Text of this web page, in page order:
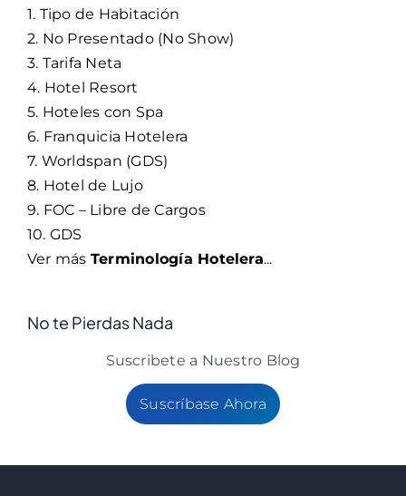
1. Tipo de Habitación
2. No Presentado (No Show)
3. Tarifa Neta
4. Hotel Resort
5. Hoteles con Spa
6. Franquicia Hotelera
7. Worldspan (GDS)
8. Hotel de Lujo
9. FOC – Libre de Cargos
10. GDS
Ver más Terminología Hotelera...
No te Pierdas Nada
Suscribete a Nuestro Blog
Suscríbase Ahora